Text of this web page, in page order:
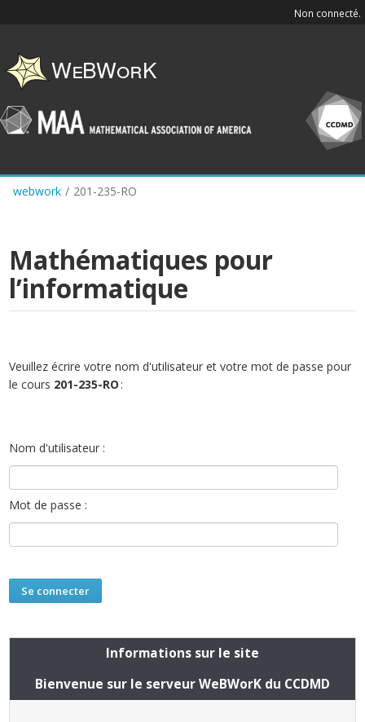
content
Non connecté.
webwork / 201-235-RO
Mathématiques pour
l’informatique
Veuillez écrire votre nom d'utilisateur et votre mot de passe pour
le cours 201-235-RO :
Nom d'utilisateur :
Mot de passe :
Informations sur le site
Bienvenue sur le serveur WeBWorK du CCDMD